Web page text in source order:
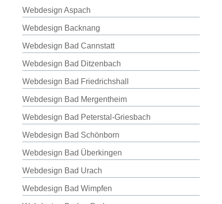
Webdesign Aspach
Webdesign Backnang
Webdesign Bad Cannstatt
Webdesign Bad Ditzenbach
Webdesign Bad Friedrichshall
Webdesign Bad Mergentheim
Webdesign Bad Peterstal-Griesbach
Webdesign Bad Schönborn
Webdesign Bad Überkingen
Webdesign Bad Urach
Webdesign Bad Wimpfen